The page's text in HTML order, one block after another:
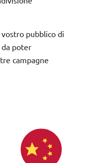
pubblico di
poter
campagne